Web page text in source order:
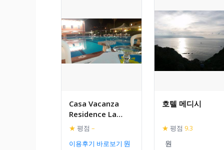
Casa Vacanza
Residence La
Tonnara
★ 평점 –
이용후기 바로보기
호텔 메디시
★ 평점 9.3